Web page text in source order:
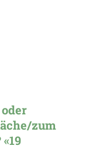
zum